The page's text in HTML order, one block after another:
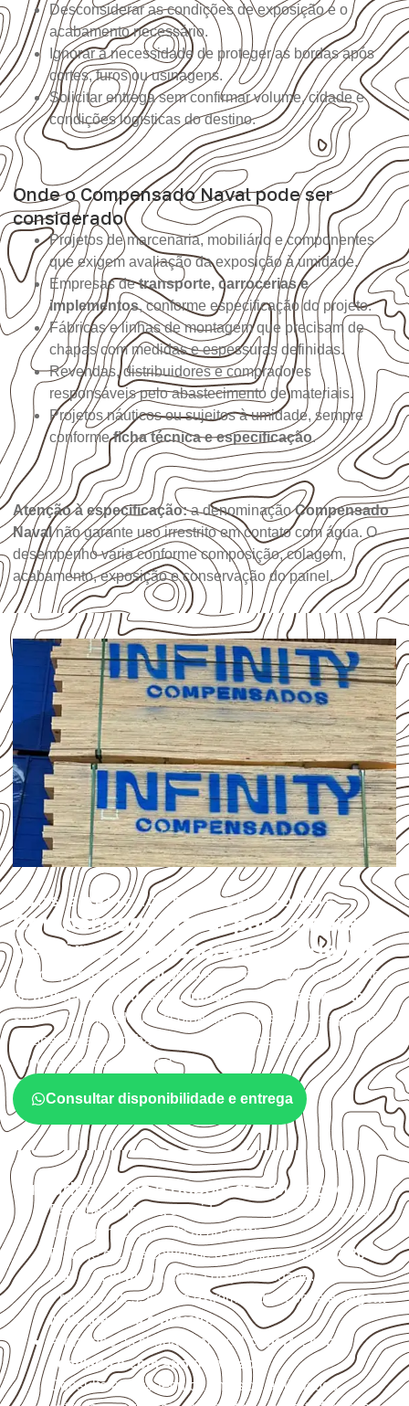
Desconsiderar as condições de exposição e o
acabamento necessário.
Ignorar a necessidade de proteger as bordas após
cortes, furos ou usinagens.
Solicitar entrega sem confirmar volume, cidade e
condições logísticas do destino.
Onde o Compensado Naval pode ser
considerado
Projetos de marcenaria, mobiliário e componentes
que exigem avaliação da exposição à umidade.
Empresas detransporte, carrocerias e
implementos, conforme especificação do projeto.
Fábricas e linhas de montagem que precisam de
chapas com medidas e espessuras definidas.
Revendas, distribuidores e compradores
responsáveis pelo abastecimento de materiais.
Projetos náuticos ou sujeitos à umidade, sempre
conformeficha técnica e especificação.
Atenção à especificação:a denominaçãoCompensado
Navalnão garante uso irrestrito em contato com água. O
desempenho varia conforme composição, colagem,
acabamento, exposição e conservação do painel.
USOS E APLICAÇÕES PROFISSIONAIS
Compensado Naval para empresas
de Várzea: aplicações e cuidados
O Compensado Navalpode ser considerado em projetos
demarcenaria, indústria, transporte e revestimento
sujeitos à umidade. A escolha deve considerar a aplicação,
a espessura, o acabamento e as características
documentadas do painel.
Consultar disponibilidade e entrega
Cuidados antes e depois da aplicação
Escolha a medida considerando aplicação, apoios,
montagem e especificação técnica.
Planeje o corte conforme os formatos1,60 × 2,20 m e
1,60 × 2,50 m, sujeitos à disponibilidade.
Proteja cortes, furos e extremidades com aselagem
indicada para o projeto.
Armazene as chapas em localcoberto, seco,
ventilado e com apoio nivelado
Consulte a ficha técnica antes de aplicações